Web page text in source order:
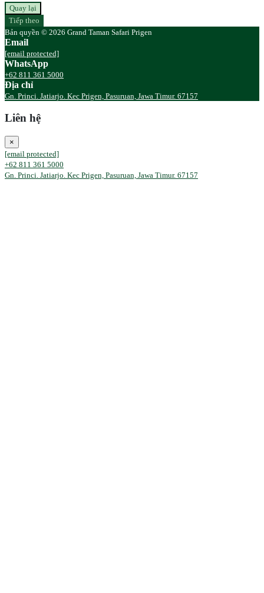
Quay lại
Tiếp theo
Bản quyền © 2026 Grand Taman Safari Prigen
Email
[email protected]
WhatsApp
+62 811 361 5000
Địa chỉ
Gn. Princi. Jatiarjo. Kec Prigen, Pasuruan, Jawa Timur. 67157
Liên hệ
×
[email protected]
+62 811 361 5000
Gn. Princi. Jatiarjo. Kec Prigen, Pasuruan, Jawa Timur. 67157